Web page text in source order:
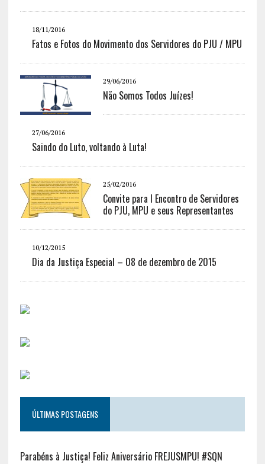
18/11/2016
Fatos e Fotos do Movimento dos Servidores do PJU / MPU
29/06/2016
Não Somos Todos Juízes!
27/06/2016
Saindo do Luto, voltando à Luta!
25/02/2016
Convite para I Encontro de Servidores
do PJU, MPU e seus Representantes
10/12/2015
Dia da Justiça Especial – 08 de dezembro de 2015
ÚLTIMAS POSTAGENS
Parabéns à Justiça! Feliz Aniversário FREJUSMPU! #SQN